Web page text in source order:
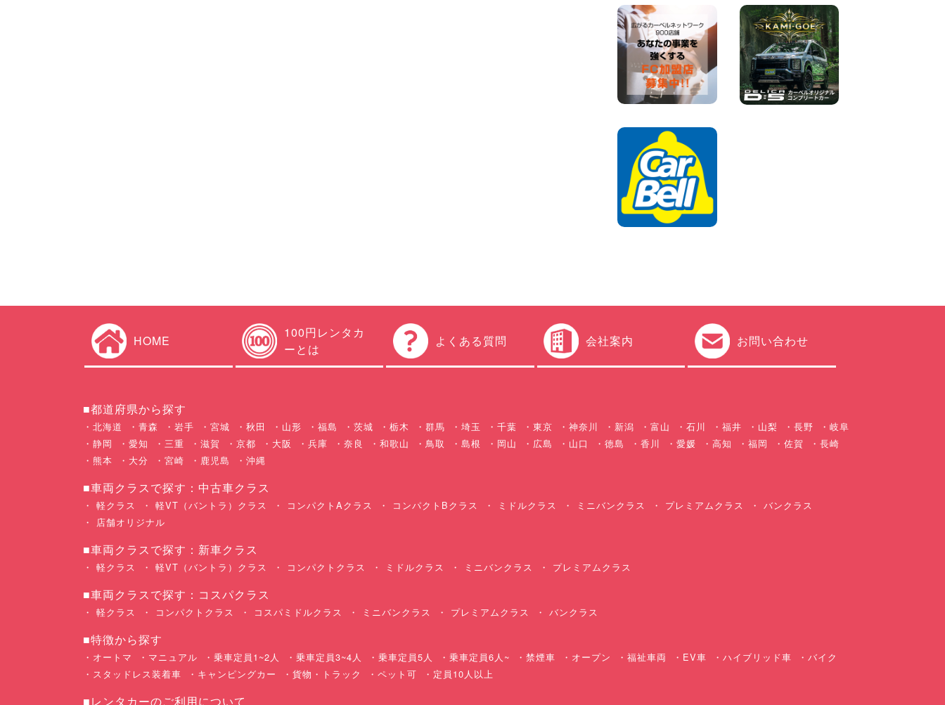
出雲ドーム前店
100円レンタカー 出雲ドーム前
2026年08月05日
人気のスペイドワゴン ライト
ブルーで登場です! 東京都 羽
田空港店
100円レンタカー 羽田空港
2026年08月04日
軽に 埼玉県 西武秩父駅前店
圧倒的な存在感!【トヨタ・メ
ガクルーザー】を体感できる
チャンスです! 千葉県 千葉北
店
HOME
100円レンタカ
ーとは
よくある質問 会社案内 お問い合わせ
■都道府県から探す
北海道 青森 岩手 宮城 秋田 山形 福島 茨城 栃木 群馬 埼玉 千葉 東京 神奈川 新潟 富山 石川 福井 山梨 長野
岐阜
静岡
愛知 三重 滋賀 京都 大阪 兵庫 奈良 和歌山 鳥取 島根 岡山 広島 山口 徳島 香川 愛媛 高知 福岡 佐賀
長崎
熊本
大分 宮崎 鹿児島 沖縄
■車両クラスで探す：中古車クラス
軽クラス 軽VT（バントラ）クラス コンパクトAクラス コンパクトBクラス ミドルクラス ミニバンクラス プレミアムクラス
バンクラス
店舗オリジナル
■車両クラスで探す：新車クラス
軽クラス 軽VT（バントラ）クラス コンパクトクラス ミドルクラス ミニバンクラス プレミアムクラス
■車両クラスで探す：コスパクラス
軽クラス コンパクトクラス コスパミドルクラス ミニバンクラス プレミアムクラス バンクラス
■特徴から探す
オートマ マニュアル 乗車定員1~2人 乗車定員3~4人 乗車定員5人 乗車定員6人~ 禁煙車 オープン 福祉車両 EV車 ハイブリッド車
バイク
スタッドレス装着車
キャンピングカー 貨物・トラック ペット可 定員10人以上
■レンタカーのご利用について